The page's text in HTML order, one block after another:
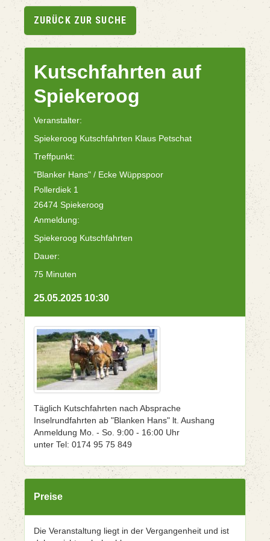
ZURÜCK ZUR SUCHE
Kutschfahrten auf
Spiekeroog
Veranstalter:
Spiekeroog Kutschfahrten Klaus Petschat
Treffpunkt:
"Blanker Hans" / Ecke Wüppspoor
Pollerdiek 1
26474 Spiekeroog
Anmeldung:
Spiekeroog Kutschfahrten
Dauer:
75 Minuten
25.05.2025 10:30
Täglich Kutschfahrten nach Absprache
Inselrundfahrten ab "Blanken Hans" lt. Aushang
Anmeldung Mo. - So. 9:00 - 16:00 Uhr
unter Tel: 0174 95 75 849
Preise
Die Veranstaltung liegt in der Vergangenheit und ist